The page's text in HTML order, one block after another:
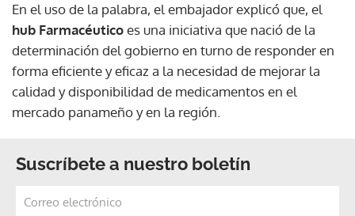
En el uso de la palabra, el embajador explicó que, el
hub Farmacéuticoes una iniciativa que nació de la
determinación del gobierno en turno de responder en
forma eficiente y eficaz a la necesidad de mejorar la
calidad y disponibilidad de medicamentos en el
mercado panameño y en la región.
Suscríbete a nuestro boletín